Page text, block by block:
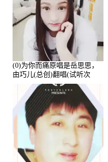
(0)为你而痛原唱是岳思思，
由巧儿(总创)翻唱(试听次
数:108697)